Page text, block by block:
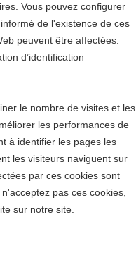
Vous pouvez configurer
de l'existence de ces
peuvent être affectées.
d’identification
le nombre de visites et les
les performances de
à identifier les pages les
les visiteurs naviguent sur
par ces cookies sont
pas ces cookies,
sur notre site.